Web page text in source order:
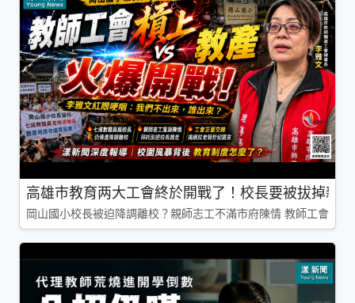
高雄市教育两大工會終於開戰了！校長要被拔掉親
岡山國小校長被迫降調離校？親師志工不滿市府陳情 教師工會槓